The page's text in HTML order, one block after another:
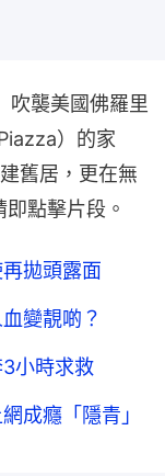
吹襲美國佛羅里
）的家
舊居，更在無
點擊片段。
拋頭露面
變靚啲？
小時求救
成癮「隱青」